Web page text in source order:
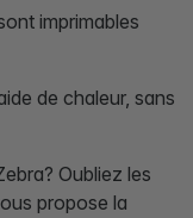
imprimables
de chaleur, sans
Oubliez les
propose la